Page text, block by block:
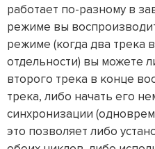
работает по-разному в
режиме вы
режиме (когда два трека
отдельности) вы можете
второго трека в конце
трека, либо начать его
синхронизации
это позволяет либо